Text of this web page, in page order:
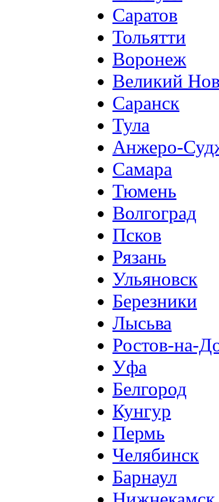
Саратов
Тольятти
Воронеж
Великий
Саранск
Тула
Анжеро-
Самара
Тюмень
Волгоград
Псков
Рязань
Ульяновск
Березники
Лысьва
Ростов-на-
Уфа
Белгород
Кунгур
Пермь
Челябинск
Барнаул